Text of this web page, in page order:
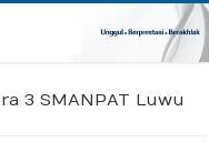
3 SMANPAT Luwu